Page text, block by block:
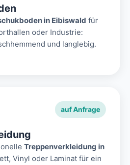
in Eibiswald für
oder Industrie:
und langlebig.
auf Anfrage
Treppenverkleidung in
Vinyl oder Laminat für ein